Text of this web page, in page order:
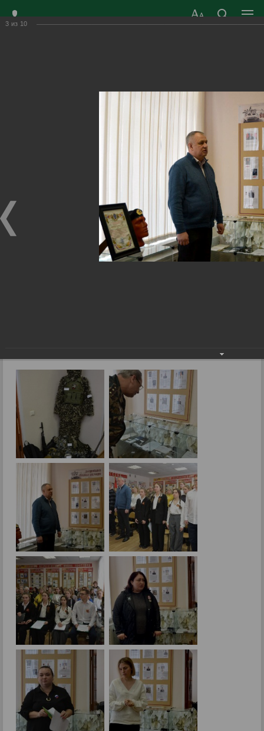
ВЛАДИМИРСКОЙ
САМОУПРАВЛЕНИЯ
г. Радужный, 1 квартал, д.55
Адрес здания администрации
radugn@avo.ru
Электронная почта
Главная Фотогалерея Новости
›
Мы должны знать и помнить защитников страны
Мы должны знать и помнить
3 из 10